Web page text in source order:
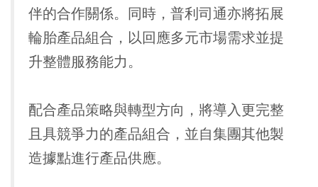
伴的合作關係。同時，普利司通亦將拓展
輪胎產品組合，以回應多元市場需求並提
升整體服務能力。
配合產品策略與轉型方向，將導入更完整
且具競爭力的產品組合，並自集團其他製
造據點進行產品供應。